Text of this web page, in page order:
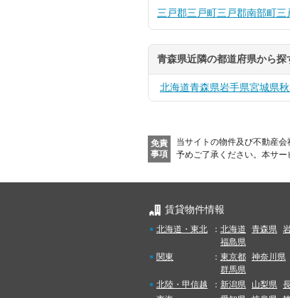
三戸郡三戸町三戸郡南部町三
青森県近隣の都道府県から探
北海道青森県岩手県宮城県
免責
事項
当サイトの物件及び不動産
予めご了承ください。 本サー
賃貸物件情報
北海道・東北 ： 北海道 青森県
福島県
関東
： 東京都 神奈川県
群馬県
北陸・甲信越
： 新潟県 山梨県